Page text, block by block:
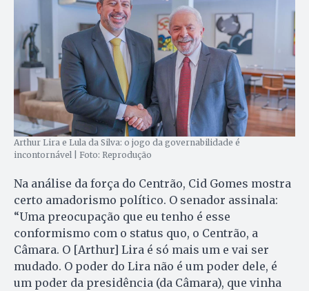
Arthur Lira e Lula da Silva: o jogo da governabilidade é
incontornável | Foto: Reprodução
Na análise da força do Centrão, Cid Gomes mostra
certo amadorismo político. O senador assinala:
“Uma preocupação que eu tenho é esse
conformismo com o status quo, o Centrão, a
Câmara. O [Arthur] Lira é só mais um e vai ser
mudado. O poder do Lira não é um poder dele, é
um poder da presidência (da Câmara), que vinha